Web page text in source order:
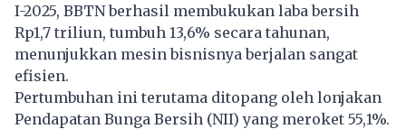
I-2025, BBTN berhasil membukukan laba bersih
Rp1,7 triliun, tumbuh 13,6% secara tahunan,
menunjukkan mesin bisnisnya berjalan sangat
efisien.
Pertumbuhan ini terutama ditopang oleh lonjakan
Pendapatan Bunga Bersih (NII) yang meroket 55,1%.